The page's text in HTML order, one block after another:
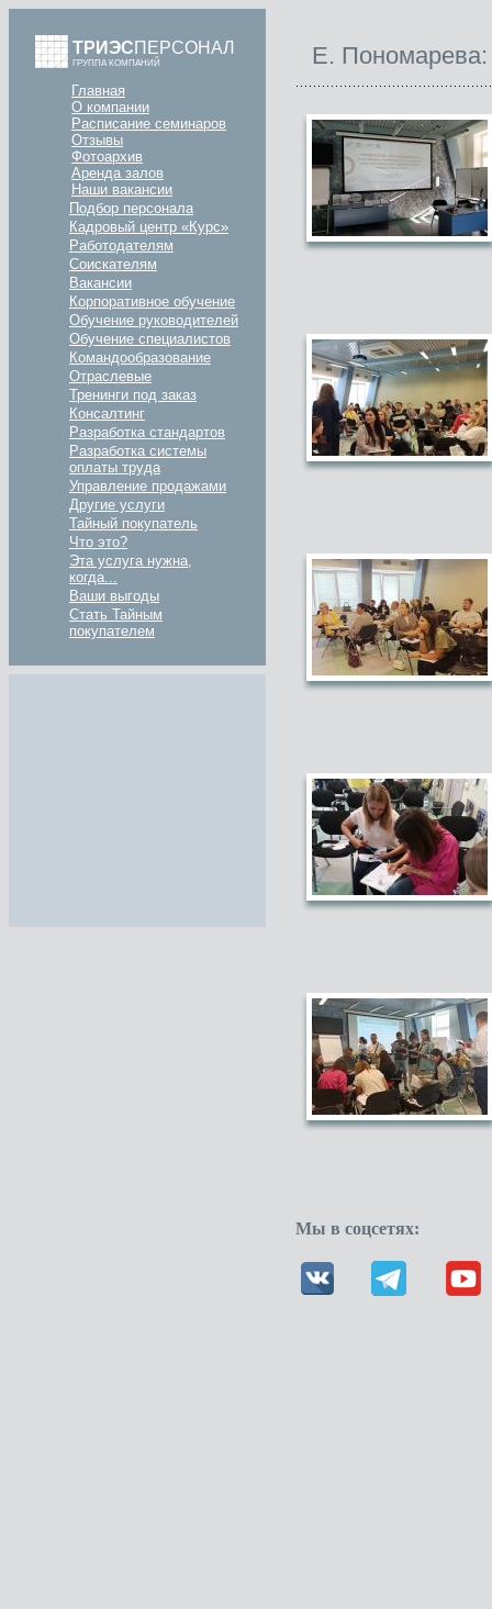
ТРИЭСПЕРСОНАЛ
ГРУППА КОМПАНИЙ
Главная
О компании
Расписание семинаров
Отзывы
Фотоархив
Аренда залов
Наши вакансии
Подбор персонала
Кадровый центр «Курс»
Работодателям
Соискателям
Вакансии
Корпоративное обучение
Обучение руководителей
Обучение специалистов
Командообразование
Отраслевые
Тренинги под заказ
Консалтинг
Разработка стандартов
Разработка системы
оплаты труда
Управление продажами
Другие услуги
Тайный покупатель
Что это?
Эта услуга нужна,
когда...
Ваши выгоды
Стать Тайным
покупателем
Е. Пономарева:
Мы в соцсетях: